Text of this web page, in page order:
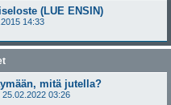
(LUE ENSIN)
14:33
mitä jutella?
25.02.2022 03:26